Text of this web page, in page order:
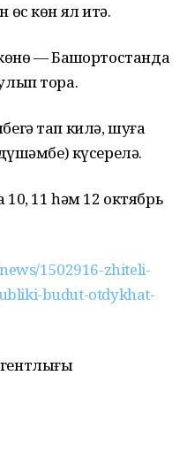
өс көн ял итә.
— Башҡортостанда
тора.
тап килә, шуға
күсерелә.
11 һәм 12 октябрь
1502916-zhiteli-
budut-otdykhat-